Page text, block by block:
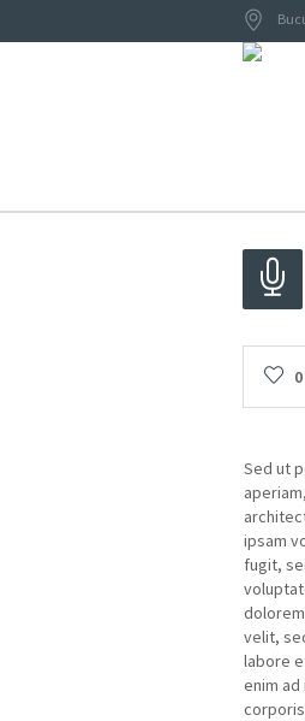
0
Sed ut
ipsam
fugit,
velit,
labore
enim